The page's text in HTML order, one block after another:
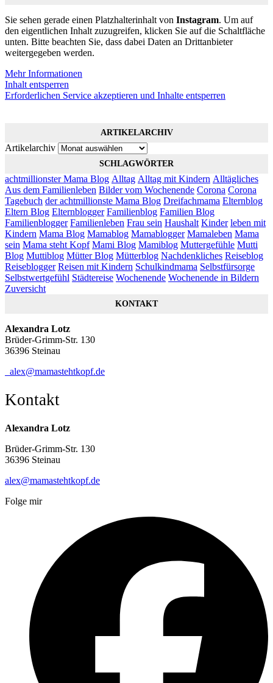
Sie sehen gerade einen Platzhalterinhalt von Instagram. Um auf
den eigentlichen Inhalt zuzugreifen, klicken Sie auf die Schaltfläche
unten. Bitte beachten Sie, dass dabei Daten an Drittanbieter
weitergegeben werden.
Mehr Informationen
Inhalt entsperren
Erforderlichen Service akzeptieren und Inhalte entsperren
ARTIKELARCHIV
Artikelarchiv
SCHLAGWÖRTER
achtmillionster Mama Blog Alltag Alltag mit Kindern Alltägliches
Aus dem Familienleben Bilder vom Wochenende Corona Corona
Tagebuch der achtmillionste Mama Blog Dreifachmama Elternblog
Eltern Blog Elternblogger Familienblog Familien Blog
Familienblogger Familienleben Frau sein Haushalt Kinder leben mit
Kindern Mama Blog Mamablog Mamablogger Mamaleben Mama
sein Mama steht Kopf Mami Blog Mamiblog Muttergefühle Mutti
Blog Muttiblog Mütter Blog Mütterblog Nachdenkliches Reiseblog
Reiseblogger Reisen mit Kindern Schulkindmama Selbstfürsorge
Selbstwertgefühl Städtereise Wochenende Wochenende in Bildern
Zuversicht
KONTAKT
Alexandra Lotz
Brüder-Grimm-Str. 130
36396 Steinau
alex@mamastehtkopf.de
Kontakt
Alexandra Lotz
Brüder-Grimm-Str. 130
36396 Steinau
alex@mamastehtkopf.de
Folge mir